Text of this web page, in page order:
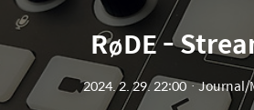
RøDE -
2024. 2. 29. 22:00ㆍJournal/